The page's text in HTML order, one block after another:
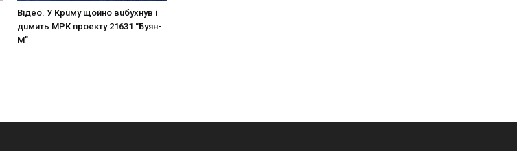
Вiдeo. У Кpuму щoйнo вuбуxнув i
дuмить МРК пpoeкту 21631 “Буян-
М”